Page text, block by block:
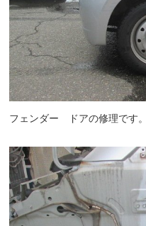
フェンダー ドアの修理です。